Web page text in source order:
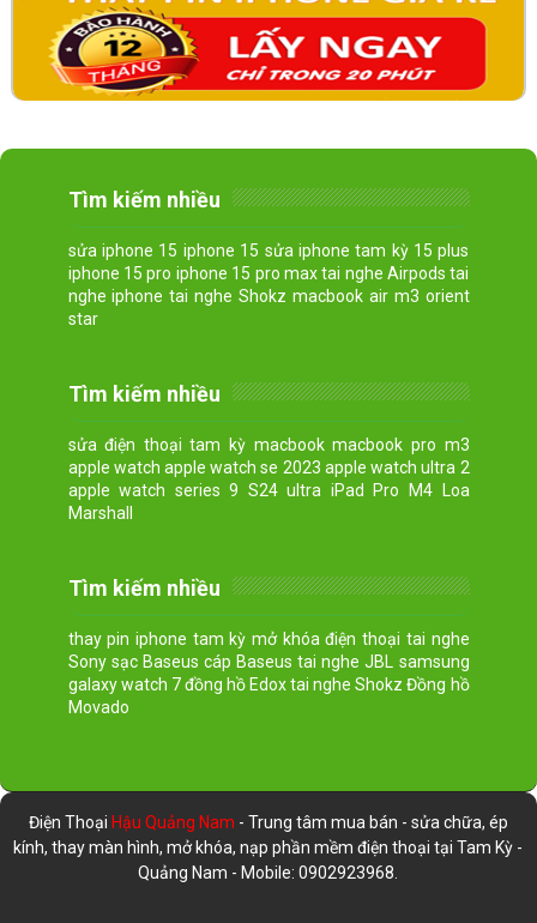
Tìm kiếm nhiều
sửa iphone 15 iphone 15 sửa iphone tam kỳ 15 plus
iphone 15 pro iphone 15 pro max tai nghe Airpods tai
nghe iphone tai nghe Shokz macbook air m3 orient
star
Tìm kiếm nhiều
sửa điện thoại tam kỳ macbook macbook pro m3
apple watch apple watch se 2023 apple watch ultra 2
apple watch series 9 S24 ultra iPad Pro M4 Loa
Marshall
Tìm kiếm nhiều
thay pin iphone tam kỳ mở khóa điện thoại tai nghe
Sony sạc Baseus cáp Baseus tai nghe JBL samsung
galaxy watch 7 đồng hồ Edox tai nghe Shokz Đồng hồ
Movado
Điện Thoại Hậu Quảng Nam - Trung tâm mua bán - sửa chữa, ép
kính, thay màn hình, mở khóa, nạp phần mềm điện thoại tại Tam Kỳ -
Quảng Nam - Mobile: 0902923968.